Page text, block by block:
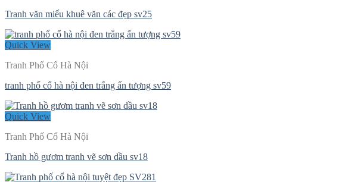
Tranh văn miếu khuê văn các đẹp sv25
Quick View
Tranh Phố Cổ Hà Nội
tranh phố cổ hà nội đen trắng ấn tượng sv59
Quick View
Tranh Phố Cổ Hà Nội
Tranh hồ gươm tranh vẽ sơn dầu sv18